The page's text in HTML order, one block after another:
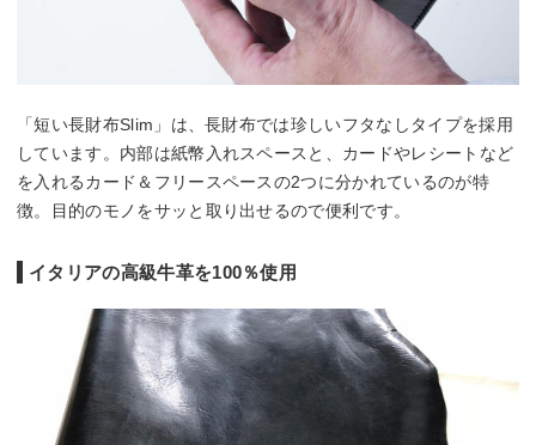
「短い長財布Slim」は、長財布では珍しいフタなしタイプを採用
しています。内部は紙幣入れスペースと、カードやレシートなど
を入れるカード＆フリースペースの2つに分かれているのが特
徴。目的のモノをサッと取り出せるので便利です。
イタリアの高級牛革を100％使用